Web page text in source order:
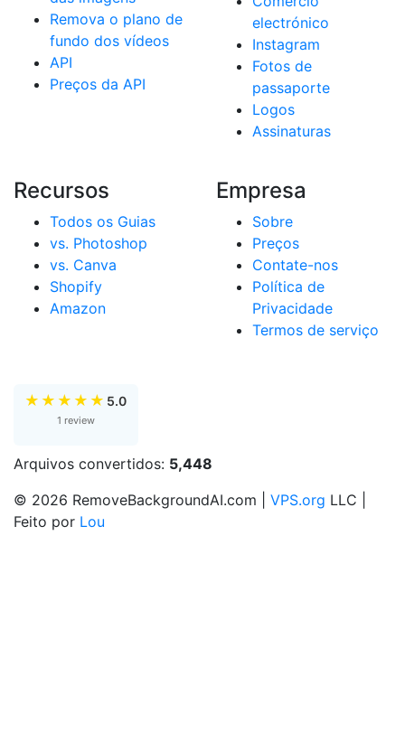
Remova o plano de
fundo dos vídeos
API
Preços da API
electrónico
Instagram
Fotos de
passaporte
Logos
Assinaturas
Recursos
Todos os Guias
vs. Photoshop
vs. Canva
Shopify
Amazon
Empresa
Sobre
Preços
Contate-nos
Política de
Privacidade
Termos de serviço
★ ★ ★ ★ ★ 5.0
1 review
Arquivos convertidos: 5,448
© 2026 RemoveBackgroundAI.com | VPS.org LLC |
Feito por Lou